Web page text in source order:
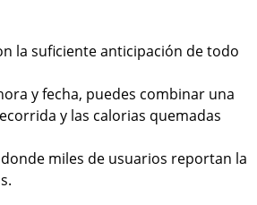
la suficiente anticipación de todo
y fecha, puedes combinar una
y las calorias quemadas
miles de usuarios reportan la